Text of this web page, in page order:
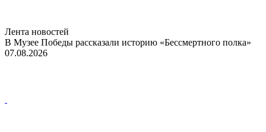
Лента новостей
В Музее Победы рассказали историю «Бессмертного полка»
07.08.2026